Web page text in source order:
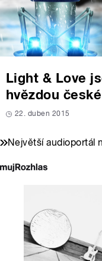
Light & Love
hvězdou
22. duben 2015
Největší audioportál